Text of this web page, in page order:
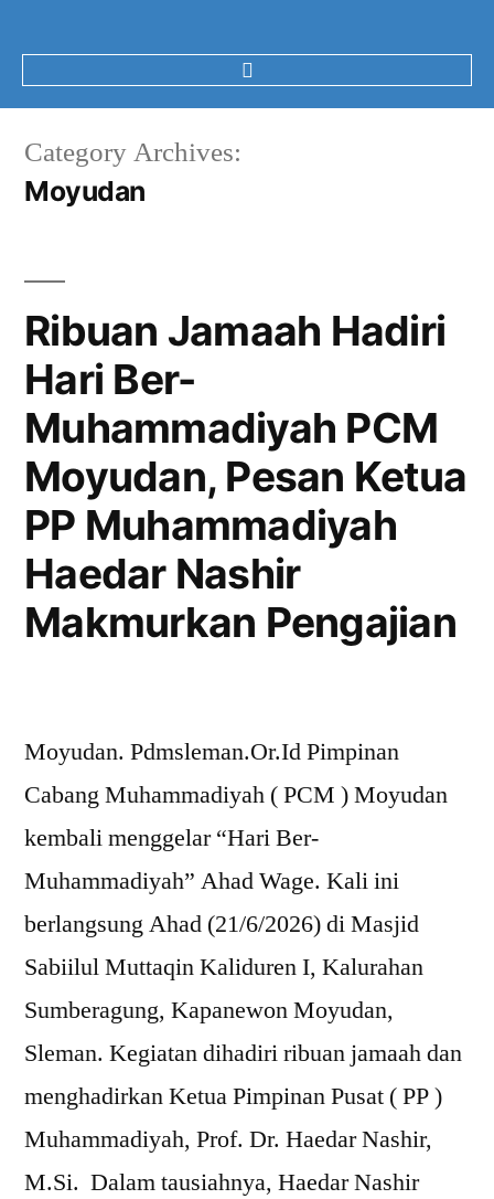
Category Archives:
Moyudan
Ribuan Jamaah Hadiri
Hari Ber-
Muhammadiyah PCM
Moyudan, Pesan Ketua
PP Muhammadiyah
Haedar Nashir
Makmurkan Pengajian
Moyudan. Pdmsleman.Or.Id Pimpinan
Cabang Muhammadiyah ( PCM ) Moyudan
kembali menggelar “Hari Ber-
Muhammadiyah” Ahad Wage. Kali ini
berlangsung Ahad (21/6/2026) di Masjid
Sabiilul Muttaqin Kaliduren I, Kalurahan
Sumberagung, Kapanewon Moyudan,
Sleman. Kegiatan dihadiri ribuan jamaah dan
menghadirkan Ketua Pimpinan Pusat ( PP )
Muhammadiyah, Prof. Dr. Haedar Nashir,
M.Si. Dalam tausiahnya, Haedar Nashir